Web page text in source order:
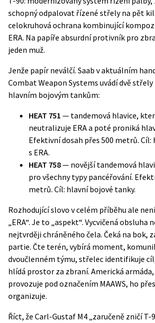
schopný odpalovat řízené střely na pět
celokruhová ochrana kombinující
ERA. Na papíře absurdní protivník pro
jeden muž.
Jenže papír neválčí. Saab v aktuálním
Combat Weapon Systems uvádí dvě
hlavním bojovým tankům:
HEAT 751 — tandemová hlavice,
neutralizuje ERA a poté proniká
Efektivní dosah přes 500 metrů.
s ERA.
HEAT 758— novější tandemová
pro všechny typy pancéřování.
metrů. Cíl: hlavní bojové tanky.
Rozhodující slovo v celém příběhu ale
„ERA“. Je to „aspekt“. Vycvičená obsluha
nejtvrději chráněného čela. Čeká na bok,
partie. Čte terén, vybírá moment,
dvoučlenném týmu, střelec identifikuje
hlídá prostor za zbraní. Americká
provozuje pod označením MAAWS, ho
organizuje.
Říct, že Carl-Gustaf M4 „zaručeně zničí T-